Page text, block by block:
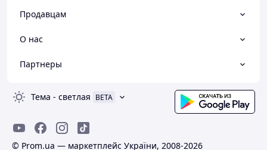
Продавцам
О нас
Партнеры
Тема - светлая BETA
© Prom.ua — маркетплейс України, 2008-2026